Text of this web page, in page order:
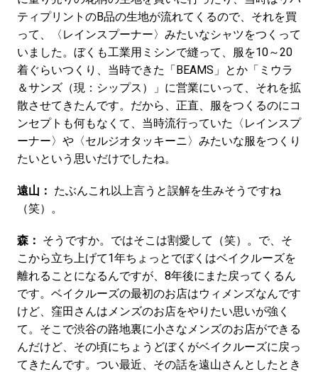
ティプリントのB品の生地が流れてくるので、それを買
って、〈レインスプーナー〉みたいなシャツをつくって
いました。ぼくも工業用ミシンで縫って、服を10～20
着ぐらいつくり、当時できた「BEAMS」とか「ミウラ
＆サンズ（現：シップス）」に営業にいって、それを拡
散させてきたんです。だから、正直、服をつくるのにコ
ンセプトも何もなくて、当時流行っていた〈レインスプ
ーナー〉や〈セルジオタッキーニ〉みたいな服をつくり
たいという思いだけでしたね。
遠山： たぶんこれ以上言うと誤解を生みそうですね
（笑）。
森： そうですか。ではそこは割愛して（笑）。で、そ
こから立ち上げて1年ちょっとでぼくはベイクルーズを
離れることになるんですが、8年後にまた戻ってくるん
です。ベイクルーズの最初のお店はウィメンズなんです
けど、窪田さんはメンズのお店をやりたい思いが強く
て。そこで渋谷の路地裏に小さなメンズのお店ができる
んだけど、その頃にちょうどぼくがベイクルーズに戻っ
てきたんです。つい最近、その話を遠山さんとしたとき